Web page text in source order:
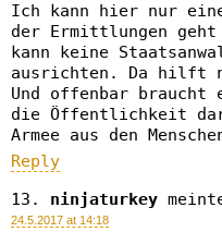
Ich kann hier nur
der Ermittlungen
kann keine
ausrichten. Da hilft
Und offenbar braucht
die Öffentlichkeit
Armee aus den
Reply
ninjaturkey
24.5.2017 at 14:18